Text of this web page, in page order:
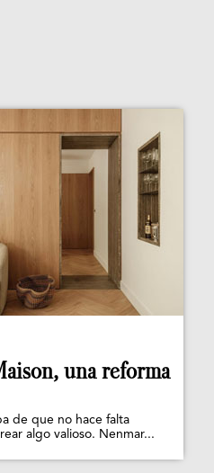
una reforma
de que no hace falta
algo valioso. Nenmar...